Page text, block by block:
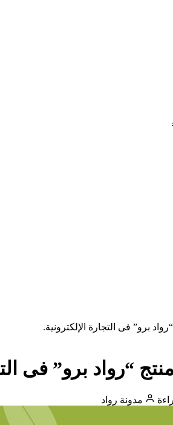
برو” فى التجارة الإلكترونية.
“رواد برو” فى
مدونة رواد